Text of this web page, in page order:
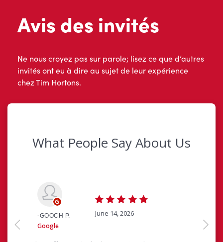
Avis des invités
Ne nous croyez pas sur parole; lisez ce que d’autres
invités ont eu à dire au sujet de leur expérience
chez Tim Hortons.